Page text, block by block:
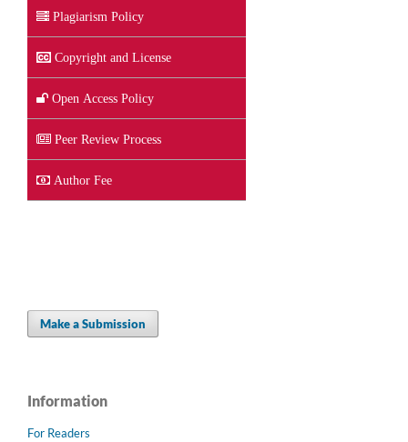
Plagiarism Policy
Copyright and License
Open Access Policy
Peer Review Process
Author Fee
Make a Submission
Information
For Readers